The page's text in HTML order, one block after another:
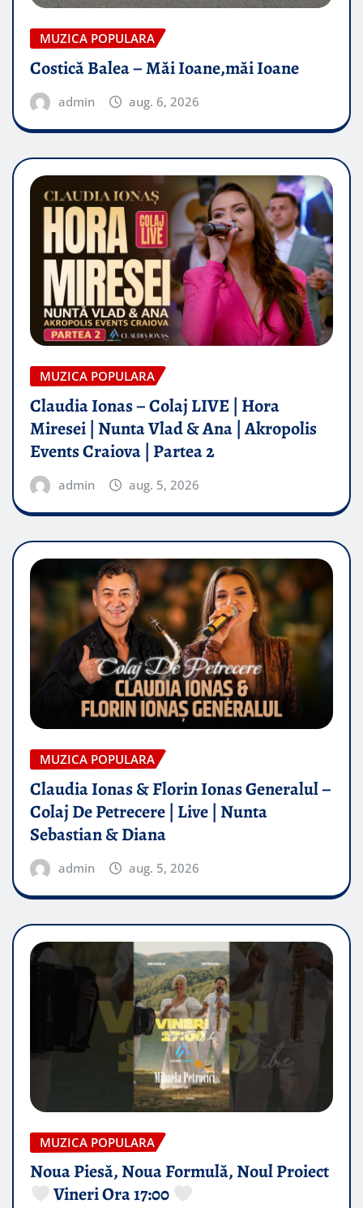
MUZICA POPULARA
Costică Balea – Măi Ioane,măi Ioane
admin aug. 6, 2026
MUZICA POPULARA
Claudia Ionas – Colaj LIVE | Hora
Miresei | Nunta Vlad & Ana | Akropolis
Events Craiova | Partea 2
admin aug. 5, 2026
MUZICA POPULARA
Claudia Ionas & Florin Ionas Generalul –
Colaj De Petrecere | Live | Nunta
Sebastian & Diana
admin aug. 5, 2026
MUZICA POPULARA
Noua Piesă, Noua Formulă, Noul Proiect
Vineri Ora 17:00